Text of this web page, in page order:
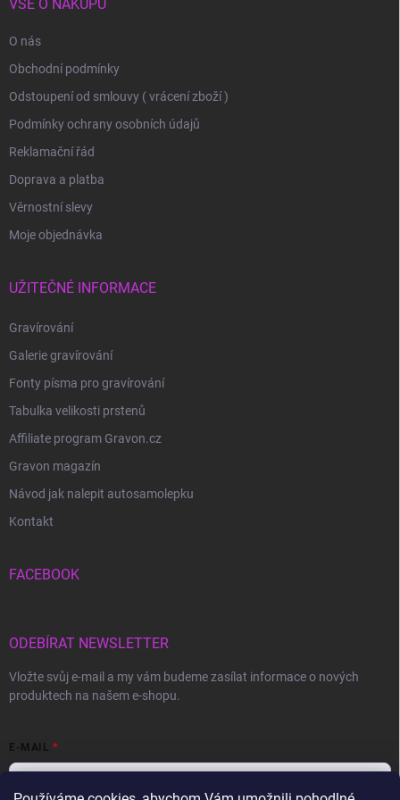
VŠE O NÁKUPU
O nás
Obchodní podmínky
Odstoupení od smlouvy ( vrácení zboží )
Podmínky ochrany osobních údajů
Reklamační řád
Doprava a platba
Věrnostní slevy
Moje objednávka
UŽITEČNÉ INFORMACE
Gravírování
Galerie gravírování
Fonty písma pro gravírování
Tabulka velikosti prstenů
Affiliate program Gravon.cz
Gravon magazín
Návod jak nalepit autosamolepku
Kontakt
FACEBOOK
ODEBÍRAT NEWSLETTER
Vložte svůj e-mail a my vám budeme zasílat informace o nových
produktech na našem e-shopu.
E-MAIL